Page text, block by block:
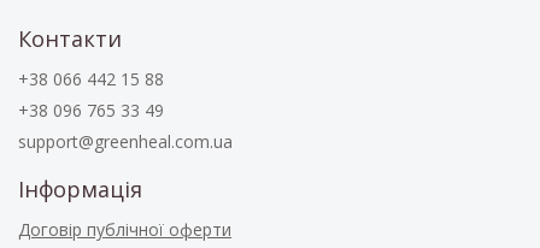
Контакти
+38 066 442 15 88
+38 096 765 33 49
support@greenheal.com.ua
Інформація
Договір публічної оферти